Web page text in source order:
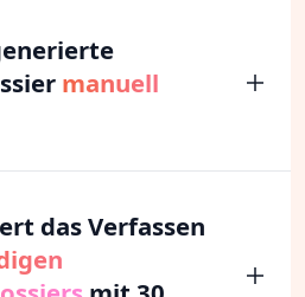
manuell
das Verfassen